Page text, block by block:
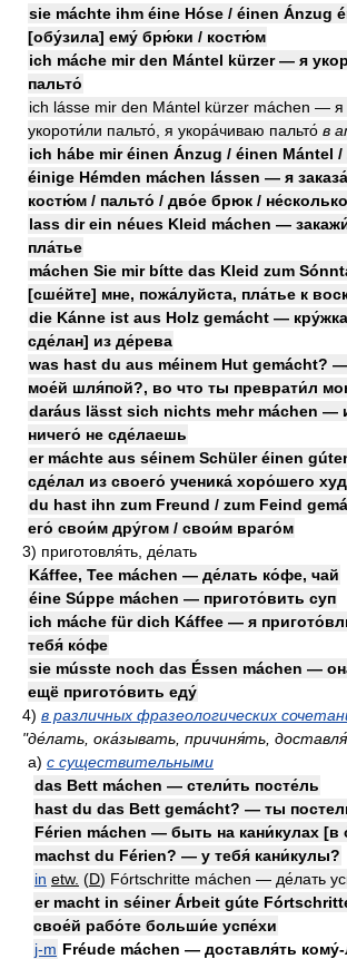
sie máchte ihm éine Hóse / éinen Ánzug
[обу́зила] ему́ брю́ки / костю́м
ich máche mir den Mántel kürzer — я
пальто́
ich lásse mir den Mántel kürzer máchen —
укороти́ли пальто́, я укора́чиваю пальто́ в
ich hábe mir éinen Ánzug / éinen Mántel /
éinige Hémden máchen lássen — я
костю́м / пальто́ / дво́е брюк /
lass dir ein néues Kleid máchen —
пла́тье
máchen Sie mir bítte das Kleid zum
[сше́йте] мне, пожа́луйста, пла́тье к
die Kánne ist aus Holz gemácht —
сде́лан] из де́рева
was hast du aus méinem Hut gemácht?
мое́й шля́пой?, во что ты преврати́л
daráus lässt sich nichts mehr máchen —
ничего́ не сде́лаешь
er máchte aus séinem Schüler éinen
сде́лал из своего́ ученика́ хоро́шего
du hast ihn zum Freund / zum Feind
его́ свои́м дру́гом / свои́м враго́м
3) приготовля́ть, де́лать
Káffee, Tee máchen — де́лать ко́фе, чай
éine Súppe máchen — пригото́вить суп
ich máche für dich Káffee — я
тебя́ ко́фе
sie músste noch das Éssen máchen —
ещё пригото́вить еду́
4) в различных фразеологических
"де́лать, ока́зывать, причиня́ть,
а) с существительными
das Bett máchen — стели́ть посте́ль
hast du das Bett gemácht? — ты
Férien máchen — быть на кани́кулах [в
machst du Férien? — у тебя́ кани́кулы?
in etw. (D) Fórtschritte máchen — де́лать
er macht in séiner Árbeit gúte
свое́й рабо́те больши́е успе́хи
j-m Fréude máchen — доставля́ть